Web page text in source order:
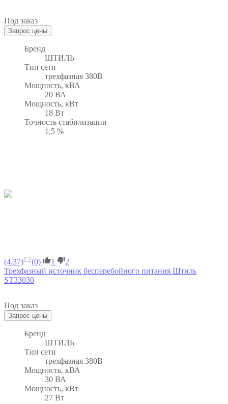
Под заказ
Бренд
ШТИЛЬ
Тип сети
трехфазная 380В
Мощность, кВА
20 ВА
Мощность, кВт
18 Вт
Точность стабилизации
1,5 %
(4.37) (0) 1
2
Трехфазный источник бесперебойного питания Штиль
ST33030
Под заказ
Бренд
ШТИЛЬ
Тип сети
трехфазная 380В
Мощность, кВА
30 ВА
Мощность, кВт
27 Вт